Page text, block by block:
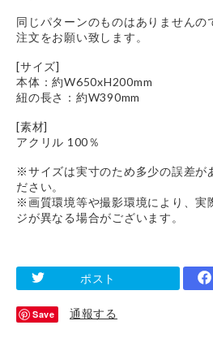
同じパターンのものはありませんの
注文をお願い致します。
[サイズ]
本体：約W650xH200mm
紐の長さ：約W390mm
[素材]
アクリル 100％
※サイズは実寸のため多少の誤差が
ださい。
※画質環境等や撮影環境により、実
ジが異なる場合がございます。
ポスト
Save 通報する